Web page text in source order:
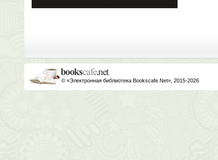
© «Электронная библиотека Bookscafe.Net», 2015-2026